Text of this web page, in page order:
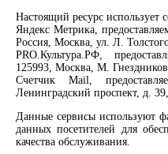
Сервисы
Продлить книгу
Спроси библиотекаря
Спроси краеведа
Оцените качество услуг
Направить обращение
Соцсети
Настоящий ресурс использует
Яндекс Метрика,
Россия, Москва, ул. Л.
PRO.Культура.РФ,
125993, Москва, М.
Счетчик Mail,
Ленинградский проспект, д.
Данные сервисы используют
данных посетителей для
качества обслуживания.